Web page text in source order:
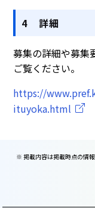
4 詳細
募集の詳細や募集
ご覧ください。
https://
ituyoka.html
※ 掲載内容は掲載時点の情